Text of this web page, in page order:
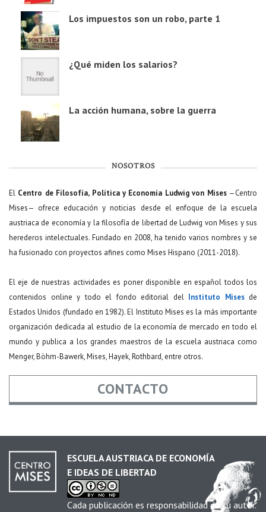
Los impuestos son un robo, parte 1
¿Qué miden los salarios?
La acción humana, sobre la guerra
NOSOTROS
El Centro de Filosofía, Política y Economía Ludwig von Mises—Centro
Mises— ofrece educación y noticias desde el enfoque de la escuela
austriaca de economía y la filosofía de libertad de Ludwig von Mises y sus
herederos intelectuales. Fundado en 2008, ha tenido varios nombres y se
ha fusionado con proyectos afines como Mises Hispano (2011-2018).
El eje de nuestras actividades es poner disponible en español todos los
contenidos online y todo el fondo editorial del Instituto Misesde
Estados Unidos (fundado en 1982). El Instituto Mises es la más importante
organización dedicada al estudio de la economía de mercado en todo el
mundo y publica a los grandes maestros de la escuela austriaca como
Menger, Böhm-Bawerk, Mises, Hayek, Rothbard, entre otros.
CONTACTO
Email *
ESCUELA AUSTRIACA DE ECONOMÍA
E IDEAS DE LIBERTAD
Cada publicación es responsabilidad de su autor.